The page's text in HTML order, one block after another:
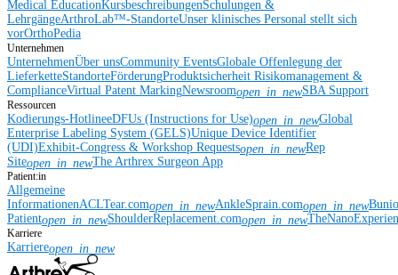
Medical EducationKursbeschreibungenSchulungen &
LehrgängeArthroLab™-StandorteUnser klinisches Personal stellt sich
vorOrthoPedia
Unternehmen
UnternehmenÜber unsCommunity EventsGlobale Offenlegung der
LieferketteStandorteFörderungProduktsicherheit Risikomanagement &
ComplianceVirtual Patent MarkingNewsroomopen_in_newSBA Support
Ressourcen
Kodierungs-HotlineeDFUs (Instructions for Use)open_in_newGlobal
Enterprise Labeling System (GELS)Unique Device Identifier
(UDI)Exhibit-Congress & Workshop Requestsopen_in_newRep
Siteopen_in_newThe Arthrex Surgeon App
Patient:in
Allgemeine
InformationenACLTear.comopen_in_newAnkleSprain.comopen_in_new
Patientopen_in_newShoulderReplacement.comopen_in_new
Karriere
Karriereopen_in_new